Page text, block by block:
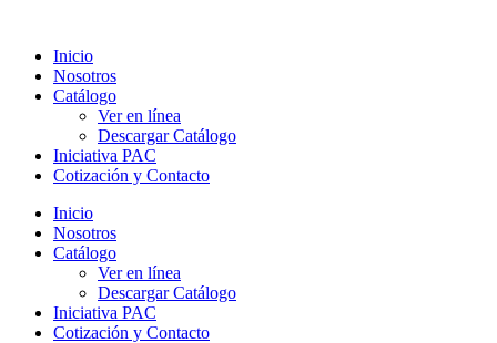
Inicio
Nosotros
Catálogo
Ver en línea
Descargar Catálogo
Iniciativa PAC
Cotización y Contacto
Inicio
Nosotros
Catálogo
Ver en línea
Descargar Catálogo
Iniciativa PAC
Cotización y Contacto